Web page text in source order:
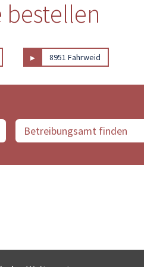
▸ 8951 Fahrweid